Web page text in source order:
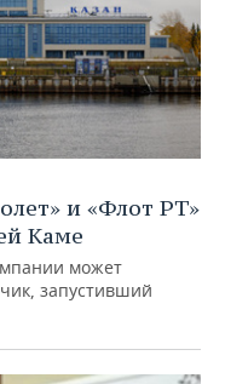
и «Флот РТ»
Каме
может
запустивший